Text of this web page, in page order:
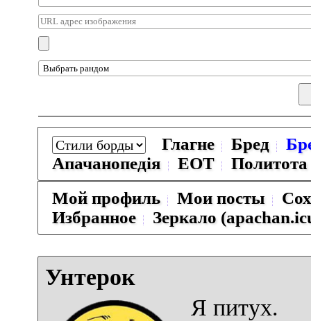
Глагне Бред
Апачанопедiя
ЕОТ
Политота
Мой профиль
Мои посты
Избранное
Зеркало
Унтерок
Я питух.